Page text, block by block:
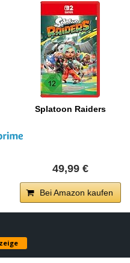
Splatoon Raiders
49,99 €
Bei Amazon kaufen